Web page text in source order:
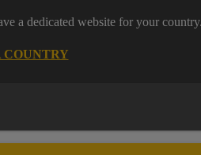
a dedicated website for your country.
COUNTRY